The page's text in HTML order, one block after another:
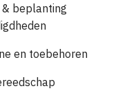
& beplanting
en toebehoren